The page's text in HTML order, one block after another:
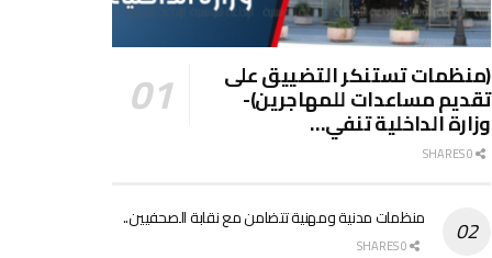
(منظمات تستنكر التضييق على
تقديم مساعدات للمهاجرين)-
وزارة الداخلية تنفي…
منظمات مدنية ومهنية تتضامن مع نقابة الصحفيين..